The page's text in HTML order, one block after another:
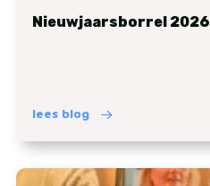
Nieuwjaarsborrel 2026
lees blog